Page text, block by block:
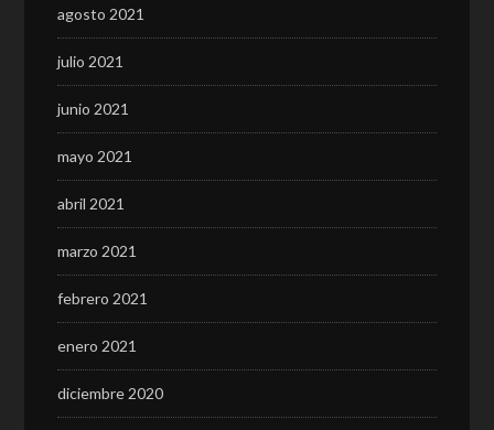
agosto 2021
julio 2021
junio 2021
mayo 2021
abril 2021
marzo 2021
febrero 2021
enero 2021
diciembre 2020